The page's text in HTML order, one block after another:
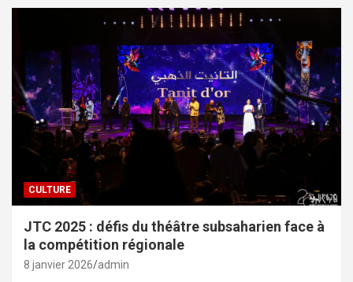
CULTURE
JTC 2025 : défis du théâtre subsaharien face à
la compétition régionale
8 janvier 2026 admin